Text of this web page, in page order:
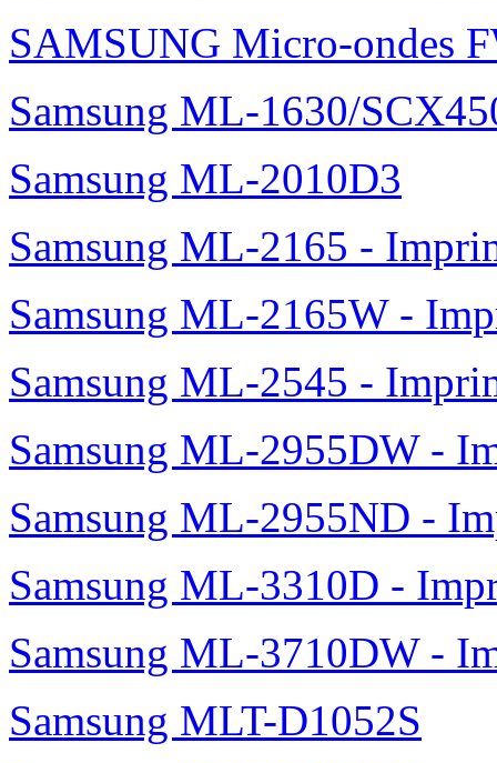
SAMSUNG Micro-ondes
Samsung ML-1630/
Samsung ML-2010D3
Samsung ML-2165 -
Samsung ML-2165W -
Samsung ML-2545 -
Samsung ML-2955DW -
Samsung ML-2955ND -
Samsung ML-3310D -
Samsung ML-3710DW -
Samsung MLT-D1052S